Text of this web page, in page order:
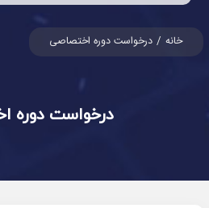
خانه درخواست دوره اختصاصی
درخواست دوره